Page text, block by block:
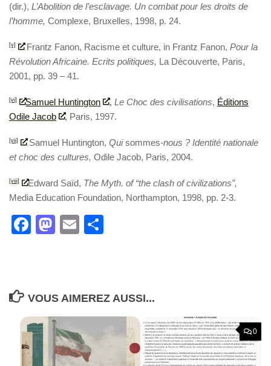
(dir.), L’Abolition de l’esclavage. Un combat pour les droits de
l’homme, Complexe, Bruxelles, 1998, p. 24.
[v] Frantz Fanon, Racisme et culture, in Frantz Fanon,Pour la
Révolution Africaine. Ecrits politiques, La Découverte, Paris,
2001, pp. 39 – 41.
[vi] Samuel Huntington , Le Choc des civilisations, Éditions
Odile Jacob
, Paris, 1997.
[vii] Samuel Huntington,Quisommes-nous ? Identité nationale
et choc des cultures, Odile Jacob, Paris, 2004.
[viii] Edward Saïd, The Myth. of “the clash of civilizations”,
Media Education Foundation, Northampton, 1998, pp. 2-3.
Facebook
Mastodon
Email
VOUS AIMEREZ AUSSI...
0